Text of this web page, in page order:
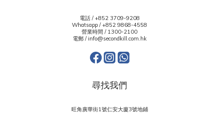
電話 / +852 3709-9208
Whatsapp /+852 9868-4558
營業時間 / 1300-2100
電郵 / info@secondkill.com.hk
尋找我們
旺角廣華街1號仁安大廈3號地鋪